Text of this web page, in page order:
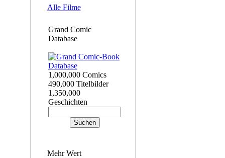
Alle Filme
Grand Comic
Database
1,000,000 Comics
490,000 Titelbilder
1,350,000
Geschichten
Mehr Wert